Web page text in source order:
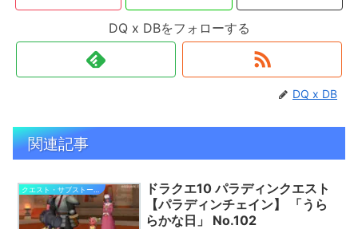
DQ x DBをフォローする
DQ x DB
関連記事
ドラクエ10 パラディンクエスト
【パラディンチェイン】 「うら
らかな日」 No.102